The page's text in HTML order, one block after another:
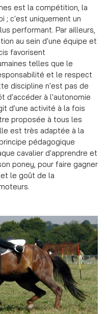
est la compétition, la
; c'est uniquement un
performant. Par ailleurs,
au sein d'une équipe et
favorisent
telles que le
et le respect
discipline n'est pas de
d'accéder à l'autonomie
d'une activité à la fois
proposée à tous les
est très adaptée à la
pédagogique
cavalier d'apprendre et
poney, pour faire gagner
le goût de la